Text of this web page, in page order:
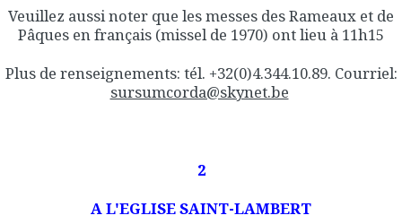
Veuillez aussi noter que les messes des Rameaux et de
Pâques en français (missel de 1970) ont lieu à 11h15
Plus de renseignements: tél. +32(0)4.344.10.89. Courriel:
sursumcorda@skynet.be
2
A L'EGLISE SAINT-LAMBERT